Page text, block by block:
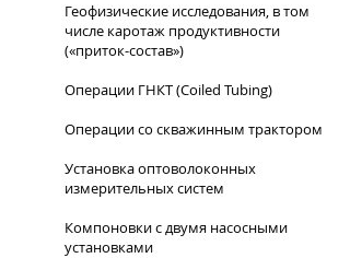
Геофизические исследования, в том
числе каротаж продуктивности
(«приток-состав»)
Операции ГНКТ (Coiled Tubing)
Операции со скважинным трактором
Установка оптоволоконных
измерительных систем
Компоновки с двумя насосными
установками